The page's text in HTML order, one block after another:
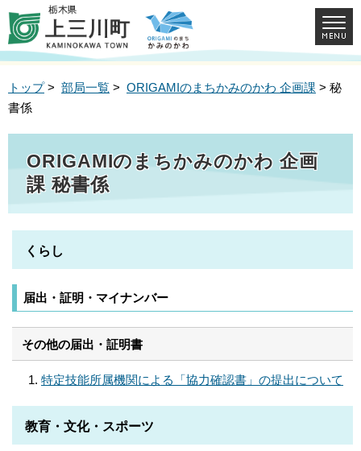
トップ> 部局一覧 > ORIGAMIのまちかみのかわ 企画課 > 秘
書係
ORIGAMIのまちかみのかわ 企画
課 秘書係
くらし
届出・証明・マイナンバー
その他の届出・証明書
特定技能所属機関による「協力確認書」の提出について
教育・文化・スポーツ